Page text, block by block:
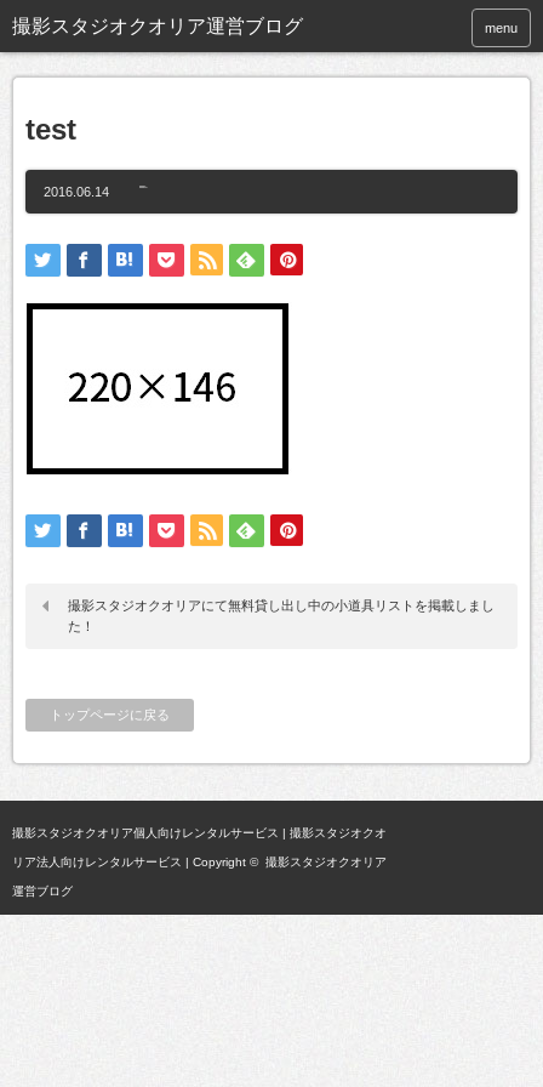
撮影スタジオクオリア運営ブログ menu
test
2016.06.14
撮影スタジオクオリアにて無料貸し出し中の小道具リストを掲載しまし
た！
トップページに戻る
撮影スタジオクオリア個人向けレンタルサービス | 撮影スタジオクオ
リア法人向けレンタルサービス | Copyright © 撮影スタジオクオリア
運営ブログ